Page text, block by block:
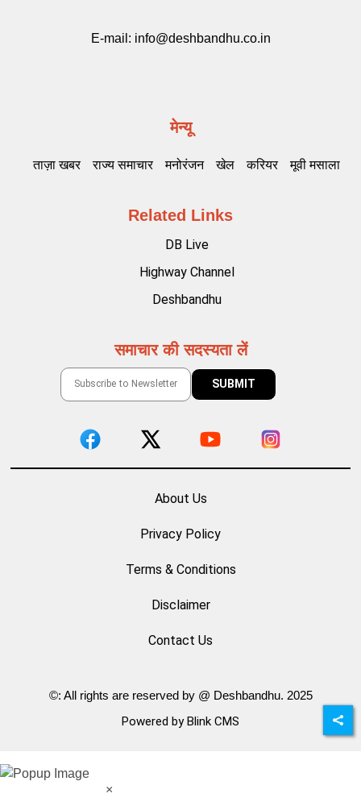
E-mail: info@deshbandhu.co.in
मेन्यू
ताज़ा खबर राज्य समाचार मनोरंजन खेल करियर मूवी मसाला
Related Links
DB Live
Highway Channel
Deshbandhu
समाचार की सदस्यता लें
About Us
Privacy Policy
Terms & Conditions
Disclaimer
Contact Us
©: All rights are reserved by @ Deshbandhu. 2025
Powered by Blink CMS
×